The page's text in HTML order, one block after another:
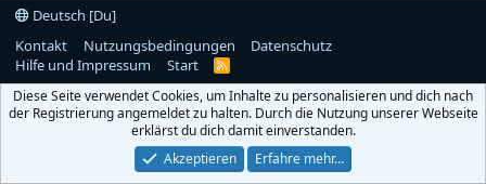
Deutsch [Du]
Kontakt
Nutzungsbedingungen
Datenschutz
Hilfe und Impressum
Start
R
S
Diese Seite verwendet Cookies, um Inhalte zu personalisieren und dich nach
der Registrierung angemeldet zu halten. Durch die Nutzung unserer Webseite
erklärst du dich damit einverstanden.
Akzeptieren
Erfahre mehr…